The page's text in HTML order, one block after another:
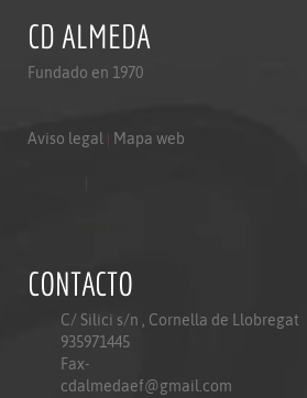
CD ALMEDA
Fundado en 1970
Aviso legal Mapa web
CONTACTO
C/ Silici s/n , Cornella de Llobregat
935971445
Fax-
cdalmedaef@gmail.com